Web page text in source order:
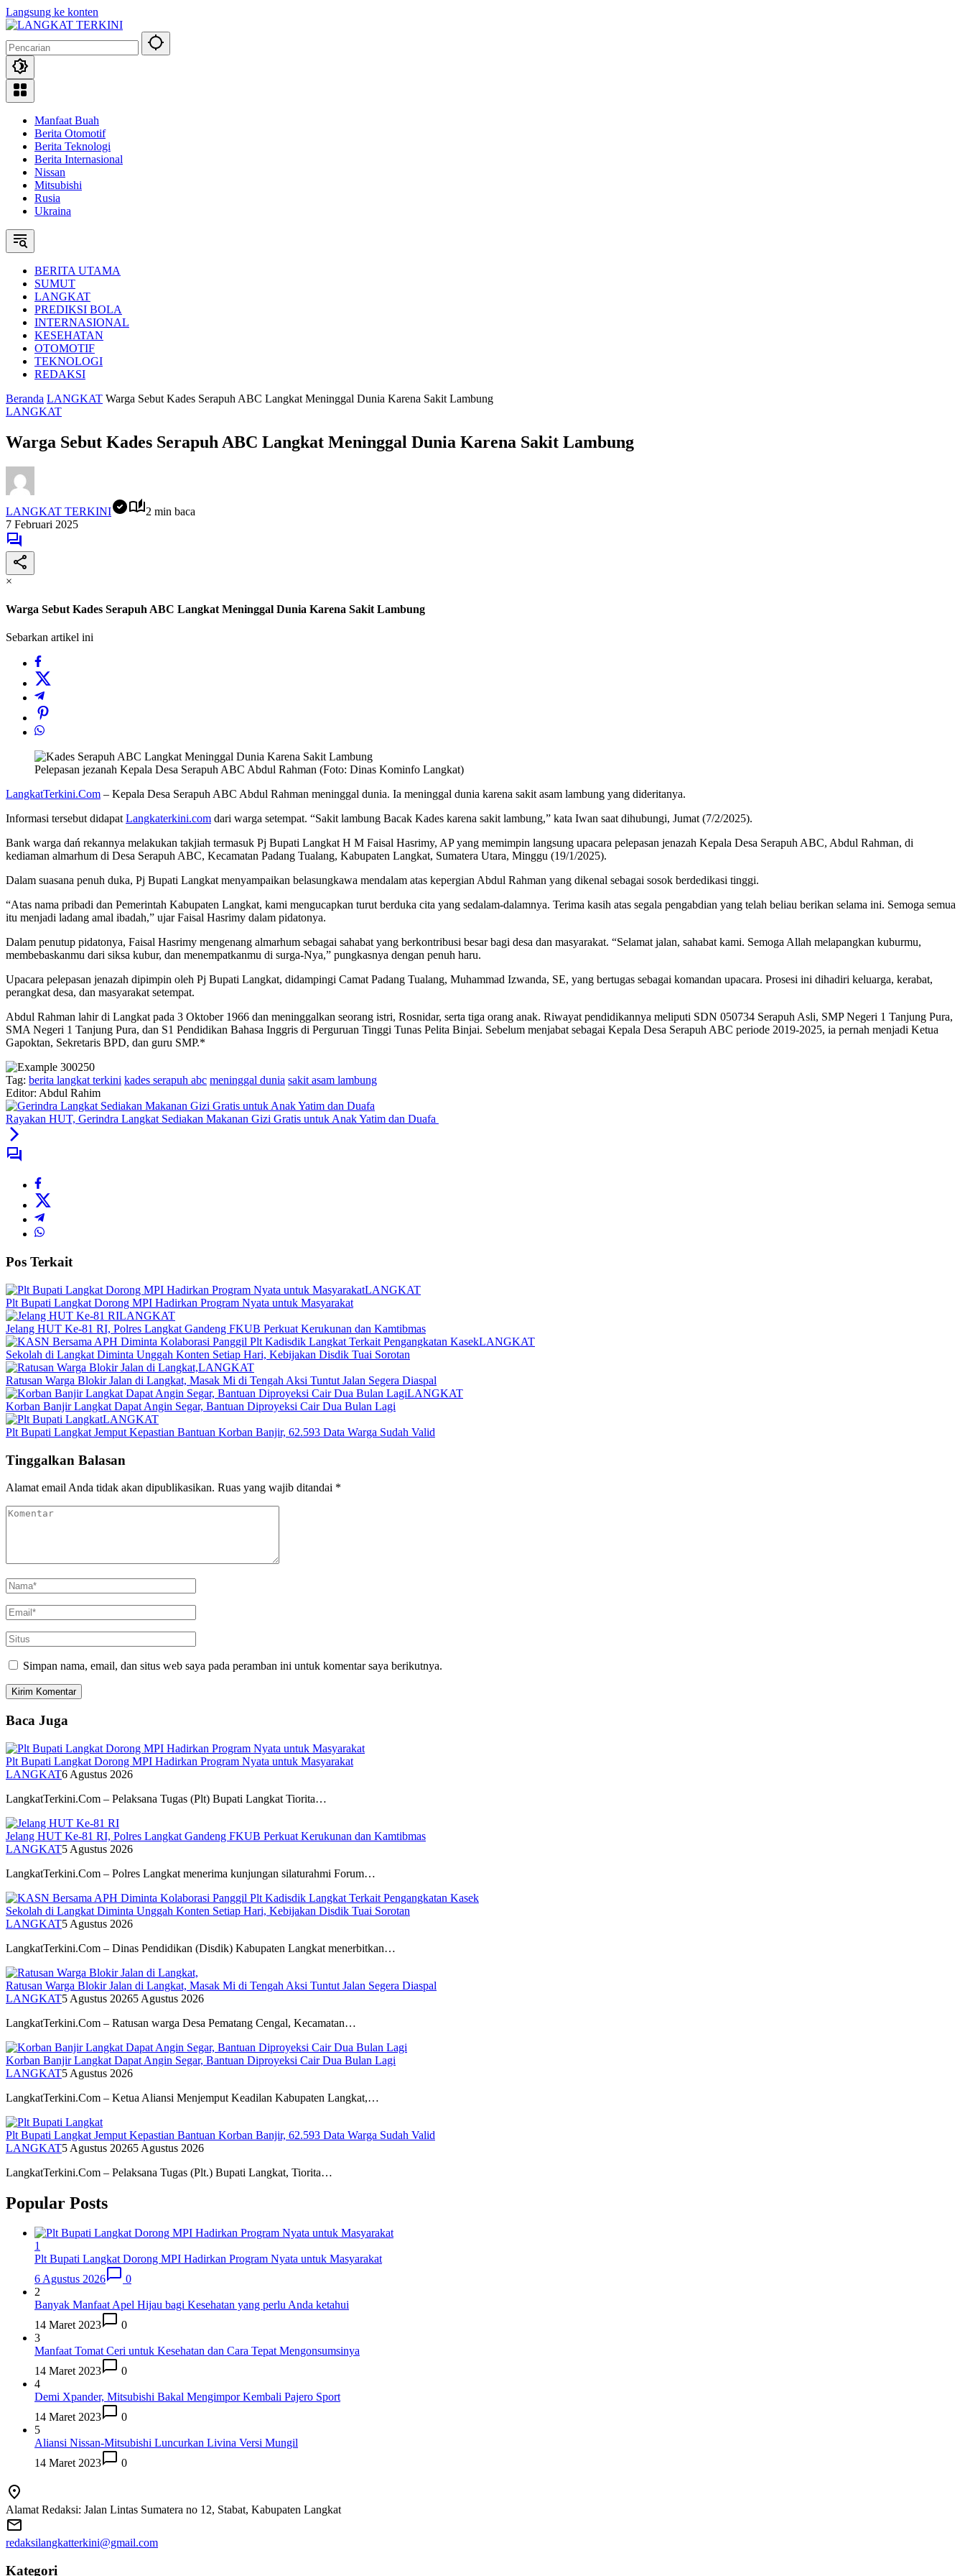
Langsung ke konten
Manfaat Buah
Berita Otomotif
Berita Teknologi
Berita Internasional
Nissan
Mitsubishi
Rusia
Ukraina
BERITA UTAMA
SUMUT
LANGKAT
PREDIKSI BOLA
INTERNASIONAL
KESEHATAN
OTOMOTIF
TEKNOLOGI
REDAKSI
Beranda LANGKAT Warga Sebut Kades Serapuh ABC Langkat Meninggal Dunia Karena Sakit Lambung
LANGKAT
Warga Sebut Kades Serapuh ABC Langkat Meninggal Dunia Karena Sakit Lambung
LANGKAT TERKINI
2 min baca
7 Februari 2025
×
Warga Sebut Kades Serapuh ABC Langkat Meninggal Dunia Karena Sakit Lambung
Sebarkan artikel ini
Pelepasan jezanah Kepala Desa Serapuh ABC Abdul Rahman (Foto: Dinas Kominfo Langkat)
LangkatTerkini.Com – Kepala Desa Serapuh ABC Abdul Rahman meninggal dunia. Ia meninggal dunia karena sakit asam lambung yang dideritanya.
Informasi tersebut didapat Langkaterkini.com dari warga setempat. “Sakit lambung Bacak Kades karena sakit lambung,” kata Iwan saat dihubungi, Jumat (7/2/2025).
Bank warga dań rekannya melakukan takjiah termasuk Pj Bupati Langkat H M Faisal Hasrimy, AP yang memimpin langsung upacara pelepasan jenazah Kepala Desa Serapuh ABC, Abdul Rahman, di
kediaman almarhum di Desa Serapuh ABC, Kecamatan Padang Tualang, Kabupaten Langkat, Sumatera Utara, Minggu (19/1/2025).
Dalam suasana penuh duka, Pj Bupati Langkat menyampaikan belasungkawa mendalam atas kepergian Abdul Rahman yang dikenal sebagai sosok berdedikasi tinggi.
“Atas nama pribadi dan Pemerintah Kabupaten Langkat, kami mengucapkan turut berduka cita yang sedalam-dalamnya. Terima kasih atas segala pengabdian yang telah beliau berikan selama ini. Semoga semua
itu menjadi ladang amal ibadah,” ujar Faisal Hasrimy dalam pidatonya.
Dalam penutup pidatonya, Faisal Hasrimy mengenang almarhum sebagai sahabat yang berkontribusi besar bagi desa dan masyarakat. “Selamat jalan, sahabat kami. Semoga Allah melapangkan kuburmu,
membebaskanmu dari siksa kubur, dan menempatkanmu di surga-Nya,” pungkasnya dengan penuh haru.
Upacara pelepasan jenazah dipimpin oleh Pj Bupati Langkat, didampingi Camat Padang Tualang, Muhammad Izwanda, SE, yang bertugas sebagai komandan upacara. Prosesi ini dihadiri keluarga, kerabat,
perangkat desa, dan masyarakat setempat.
Abdul Rahman lahir di Langkat pada 3 Oktober 1966 dan meninggalkan seorang istri, Rosnidar, serta tiga orang anak. Riwayat pendidikannya meliputi SDN 050734 Serapuh Asli, SMP Negeri 1 Tanjung Pura,
SMA Negeri 1 Tanjung Pura, dan S1 Pendidikan Bahasa Inggris di Perguruan Tinggi Tunas Pelita Binjai. Sebelum menjabat sebagai Kepala Desa Serapuh ABC periode 2019-2025, ia pernah menjadi Ketua
Gapoktan, Sekretaris BPD, dan guru SMP.*
Tag: berita langkat terkini kades serapuh abc meninggal dunia sakit asam lambung
Editor: Abdul Rahim
Rayakan HUT, Gerindra Langkat Sediakan Makanan Gizi Gratis untuk Anak Yatim dan Duafa
Pos Terkait
LANGKAT
Plt Bupati Langkat Dorong MPI Hadirkan Program Nyata untuk Masyarakat
LANGKAT
Jelang HUT Ke-81 RI, Polres Langkat Gandeng FKUB Perkuat Kerukunan dan Kamtibmas
LANGKAT
Sekolah di Langkat Diminta Unggah Konten Setiap Hari, Kebijakan Disdik Tuai Sorotan
LANGKAT
Ratusan Warga Blokir Jalan di Langkat, Masak Mi di Tengah Aksi Tuntut Jalan Segera Diaspal
LANGKAT
Korban Banjir Langkat Dapat Angin Segar, Bantuan Diproyeksi Cair Dua Bulan Lagi
LANGKAT
Plt Bupati Langkat Jemput Kepastian Bantuan Korban Banjir, 62.593 Data Warga Sudah Valid
Tinggalkan Balasan
Alamat email Anda tidak akan dipublikasikan. Ruas yang wajib ditandai *
Simpan nama, email, dan situs web saya pada peramban ini untuk komentar saya berikutnya.
Baca Juga
Plt Bupati Langkat Dorong MPI Hadirkan Program Nyata untuk Masyarakat
LANGKAT6 Agustus 2026
LangkatTerkini.Com – Pelaksana Tugas (Plt) Bupati Langkat Tiorita…
Jelang HUT Ke-81 RI, Polres Langkat Gandeng FKUB Perkuat Kerukunan dan Kamtibmas
LANGKAT5 Agustus 2026
LangkatTerkini.Com – Polres Langkat menerima kunjungan silaturahmi Forum…
Sekolah di Langkat Diminta Unggah Konten Setiap Hari, Kebijakan Disdik Tuai Sorotan
LANGKAT5 Agustus 2026
LangkatTerkini.Com – Dinas Pendidikan (Disdik) Kabupaten Langkat menerbitkan…
Ratusan Warga Blokir Jalan di Langkat, Masak Mi di Tengah Aksi Tuntut Jalan Segera Diaspal
LANGKAT5 Agustus 20265 Agustus 2026
LangkatTerkini.Com – Ratusan warga Desa Pematang Cengal, Kecamatan…
Korban Banjir Langkat Dapat Angin Segar, Bantuan Diproyeksi Cair Dua Bulan Lagi
LANGKAT5 Agustus 2026
LangkatTerkini.Com – Ketua Aliansi Menjemput Keadilan Kabupaten Langkat,…
Plt Bupati Langkat Jemput Kepastian Bantuan Korban Banjir, 62.593 Data Warga Sudah Valid
LANGKAT5 Agustus 20265 Agustus 2026
LangkatTerkini.Com – Pelaksana Tugas (Plt.) Bupati Langkat, Tiorita…
Popular Posts
1
Plt Bupati Langkat Dorong MPI Hadirkan Program Nyata untuk Masyarakat
6 Agustus 2026
0
2
Banyak Manfaat Apel Hijau bagi Kesehatan yang perlu Anda ketahui
14 Maret 2023
0
3
Manfaat Tomat Ceri untuk Kesehatan dan Cara Tepat Mengonsumsinya
14 Maret 2023
0
4
Demi Xpander, Mitsubishi Bakal Mengimpor Kembali Pajero Sport
14 Maret 2023
0
5
Aliansi Nissan-Mitsubishi Luncurkan Livina Versi Mungil
14 Maret 2023
0
Alamat Redaksi: Jalan Lintas Sumatera no 12, Stabat, Kabupaten Langkat
redaksilangkatterkini@gmail.com
Kategori